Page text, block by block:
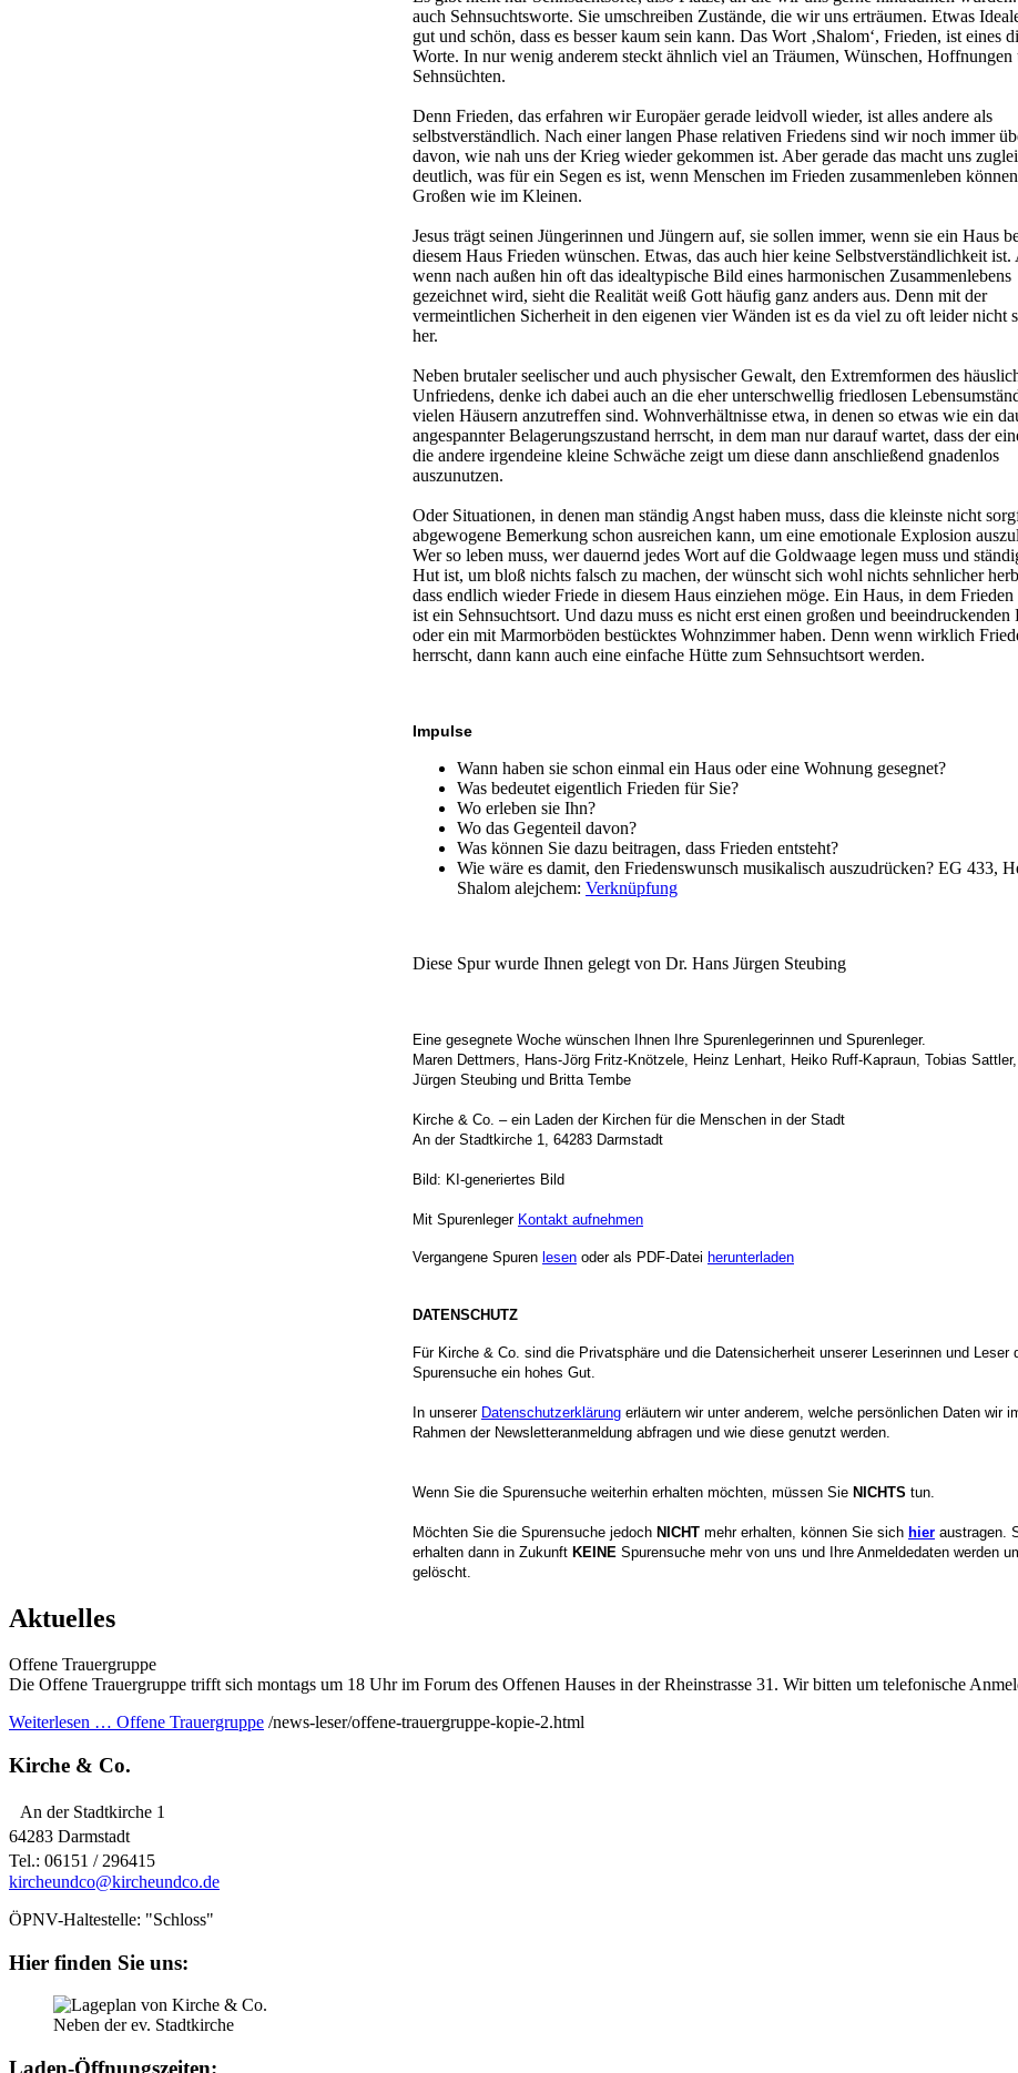
auch Sehnsuchtsworte. Sie umschreiben Zustände, die wir uns erträumen. Etwas
gut und schön, dass es besser kaum sein kann. Das Wort ‚Shalom‘, Frieden, ist eines
Worte. In nur wenig anderem steckt ähnlich viel an Träumen, Wünschen, Hoffnungen
Sehnsüchten.
Denn Frieden, das erfahren wir Europäer gerade leidvoll wieder, ist alles andere als
selbstverständlich. Nach einer langen Phase relativen Friedens sind wir noch immer
davon, wie nah uns der Krieg wieder gekommen ist. Aber gerade das macht uns
deutlich, was für ein Segen es ist, wenn Menschen im Frieden zusammenleben
Großen wie im Kleinen.
Jesus trägt seinen Jüngerinnen und Jüngern auf, sie sollen immer, wenn sie ein Haus
diesem Haus Frieden wünschen. Etwas, das auch hier keine Selbstverständlichkeit ist.
wenn nach außen hin oft das idealtypische Bild eines harmonischen Zusammenlebens
gezeichnet wird, sieht die Realität weiß Gott häufig ganz anders aus. Denn mit der
vermeintlichen Sicherheit in den eigenen vier Wänden ist es da viel zu oft leider nicht
her.
Neben brutaler seelischer und auch physischer Gewalt, den Extremformen des
Unfriedens, denke ich dabei auch an die eher unterschwellig friedlosen
vielen Häusern anzutreffen sind. Wohnverhältnisse etwa, in denen so etwas wie ein
angespannter Belagerungszustand herrscht, in dem man nur darauf wartet, dass der
die andere irgendeine kleine Schwäche zeigt um diese dann anschließend gnadenlos
auszunutzen.
Oder Situationen, in denen man ständig Angst haben muss, dass die kleinste nicht
abgewogene Bemerkung schon ausreichen kann, um eine emotionale Explosion
Wer so leben muss, wer dauernd jedes Wort auf die Goldwaage legen muss und
Hut ist, um bloß nichts falsch zu machen, der wünscht sich wohl nichts sehnlicher
dass endlich wieder Friede in diesem Haus einziehen möge. Ein Haus, in dem Frieden
ist ein Sehnsuchtsort. Und dazu muss es nicht erst einen großen und beeindruckenden
oder ein mit Marmorböden bestücktes Wohnzimmer haben. Denn wenn wirklich
herrscht, dann kann auch eine einfache Hütte zum Sehnsuchtsort werden.
Impulse
Wann haben sie schon einmal ein Haus oder eine Wohnung gesegnet?
Was bedeutet eigentlich Frieden für Sie?
Wo erleben sie Ihn?
Wo das Gegenteil davon?
Was können Sie dazu beitragen, dass Frieden entsteht?
Wie wäre es damit, den Friedenswunsch musikalisch auszudrücken? EG 433,
Shalom alejchem: Verknüpfung
Diese Spur wurde Ihnen gelegt von Dr. Hans Jürgen Steubing
Eine gesegnete Woche wünschen Ihnen Ihre Spurenlegerinnen und Spurenleger.
Maren Dettmers, Hans-Jörg Fritz-Knötzele, Heinz Lenhart, Heiko Ruff-Kapraun, Tobias
Jürgen Steubing und Britta Tembe
Kirche & Co. – ein Laden der Kirchen für die Menschen in der Stadt
An der Stadtkirche 1, 64283 Darmstadt
Bild: KI-generiertes Bild
Mit Spurenleger Kontakt aufnehmen
Vergangene Spuren lesen oder als PDF-Datei herunterladen
DATENSCHUTZ
Für Kirche & Co. sind die Privatsphäre und die Datensicherheit unserer Leserinnen und Leser
Spurensuche ein hohes Gut.
In unserer Datenschutzerklärung erläutern wir unter anderem, welche persönlichen Daten wir
Rahmen der Newsletteranmeldung abfragen und wie diese genutzt werden.
Wenn Sie die Spurensuche weiterhin erhalten möchten, müssen Sie NICHTS tun.
Möchten Sie die Spurensuche jedoch NICHT mehr erhalten, können Sie sich hier austragen.
erhalten dann in Zukunft KEINE Spurensuche mehr von uns und Ihre Anmeldedaten werden
gelöscht.
Aktuelles
Offene Trauergruppe
Die Offene Trauergruppe trifft sich montags um 18 Uhr im Forum des Offenen Hauses in der Rheinstrasse 31. Wir bitten um telefonische
Weiterlesen … Offene Trauergruppe /news-leser/offene-trauergruppe-kopie-2.html
Kirche & Co.
An der Stadtkirche 1
64283 Darmstadt
Tel.: 06151 / 296415
kircheundco@kircheundco.de
ÖPNV-Haltestelle: "Schloss"
Hier finden Sie uns:
Neben der ev. Stadtkirche
Laden-Öffnungszeiten: